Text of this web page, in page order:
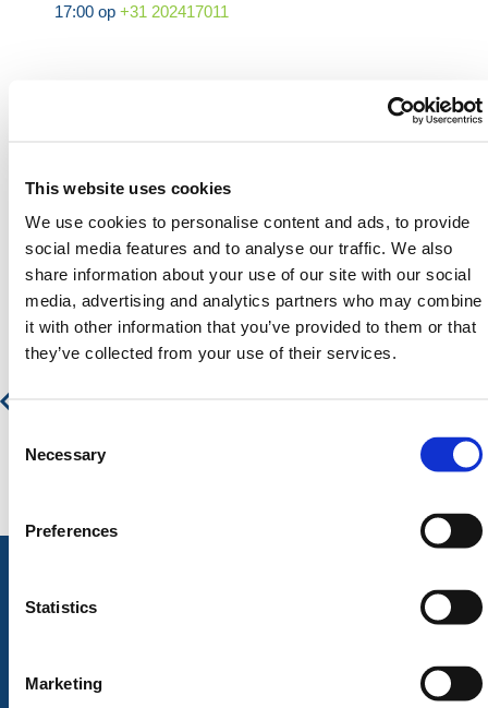
This website uses cookies
We use cookies to personalise content and ads, to provide
social media features and to analyse our traffic. We also
share information about your use of our site with our social
media, advertising and analytics partners who may combine
it with other information that you’ve provided to them or that
they’ve collected from your use of their services.
Selection
Necessary
Preferences
Statistics
Marketing
17:00 op+31 202417011
VEELGESTELDE VRAGEN OVER HET
Aanbevolen producten
Kapstok
Verkeer en Veiligheid